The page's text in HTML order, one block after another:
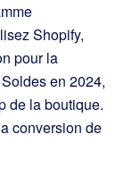
Shopify,
pour la
en 2024,
de la boutique.
conversion de